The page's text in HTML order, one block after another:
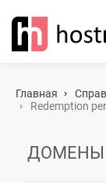
Главная
Redemption
ДОМЕНЫ